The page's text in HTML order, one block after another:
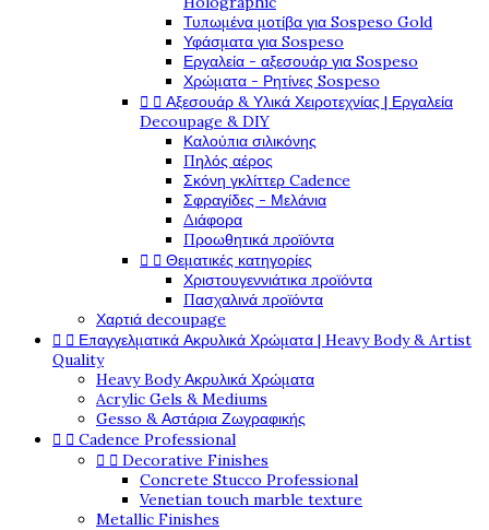
Τυπωμένα μοτίβα για Sospeso Gold
Υφάσματα για Sospeso
Εργαλεία - αξεσουάρ για Sospeso
Χρώματα - Ρητίνες Sospeso
  Αξεσουάρ & Υλικά Χειροτεχνίας | Εργαλεία
Decoupage & DIY
Καλούπια σιλικόνης
Πηλός αέρος
Σκόνη γκλίττερ Cadence
Σφραγίδες - Μελάνια
Διάφορα
Προωθητικά προϊόντα
  Θεματικές κατηγορίες
Χριστουγεννιάτικα προϊόντα
Πασχαλινά προϊόντα
Χαρτιά decoupage
  Επαγγελματικά Ακρυλικά Χρώματα | Heavy Body & Artist
Quality
Heavy Body Ακρυλικά Χρώματα
Acrylic Gels & Mediums
Gesso & Αστάρια Ζωγραφικής
  Cadence Professional
  Decorative Finishes
Concrete Stucco Professional
Venetian touch marble texture
Metallic Finishes